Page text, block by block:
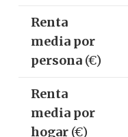
Renta
media por
persona (€)
Renta
media por
hogar (€)